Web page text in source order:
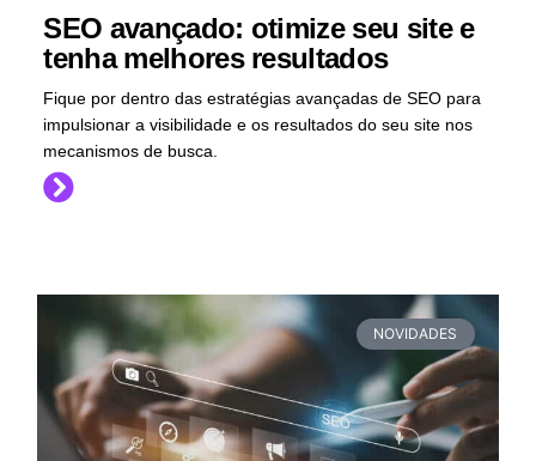
SEO avançado: otimize seu site e
tenha melhores resultados
Fique por dentro das estratégias avançadas de SEO para
impulsionar a visibilidade e os resultados do seu site nos
mecanismos de busca.
NOVIDADES